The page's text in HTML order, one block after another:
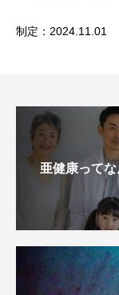
制定：2024.11.01
亜健康って